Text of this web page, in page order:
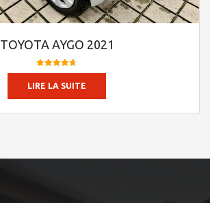
TOYOTA AYGO 2021
Note
4.66
sur 5
LIRE LA SUITE